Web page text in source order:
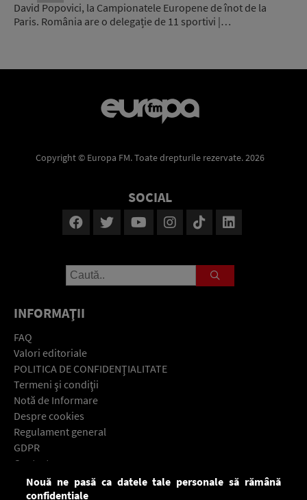
David Popovici, la Campionatele Europene de înot de la
Paris. România are o delegație de 11 sportivi |…
Copyright © Europa FM. Toate drepturile rezervate. 2026
SOCIAL
INFORMAŢII
FAQ
Valori editoriale
POLITICA DE CONFIDENŢIALITATE
Termeni şi condiţii
Notă de Informare
Despre cookies
Regulament general
GDPR
Contact
Descarcă gratuit aplicaţia Europa FM pentru smartphone:
Nouă ne pasă ca datele tale personale să rămână
confidențiale